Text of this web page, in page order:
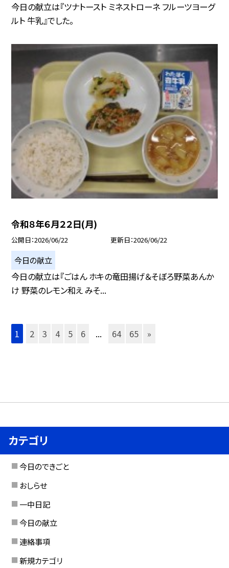
今日の献立は『ツナトースト ミネストローネ フルーツヨーグ
ルト 牛乳』でした。
令和８年６月２２日(月)
公開日 2026/06/22 更新日 2026/06/22
今日の献立
今日の献立は『ごはん ホキの竜田揚げ＆そぼろ野菜あんか
け 野菜のレモン和え みそ...
1 2 3 4 5 6 ... 64 65 »
カテゴリ
今日のできごと
おしらせ
一中日記
今日の献立
連絡事項
新規カテゴリ